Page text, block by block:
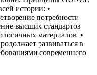
истории: •
потребности
высших стандартов
материалов. •
развиваться в
современного